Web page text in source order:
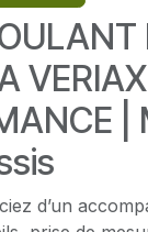
VERIAX
d’un